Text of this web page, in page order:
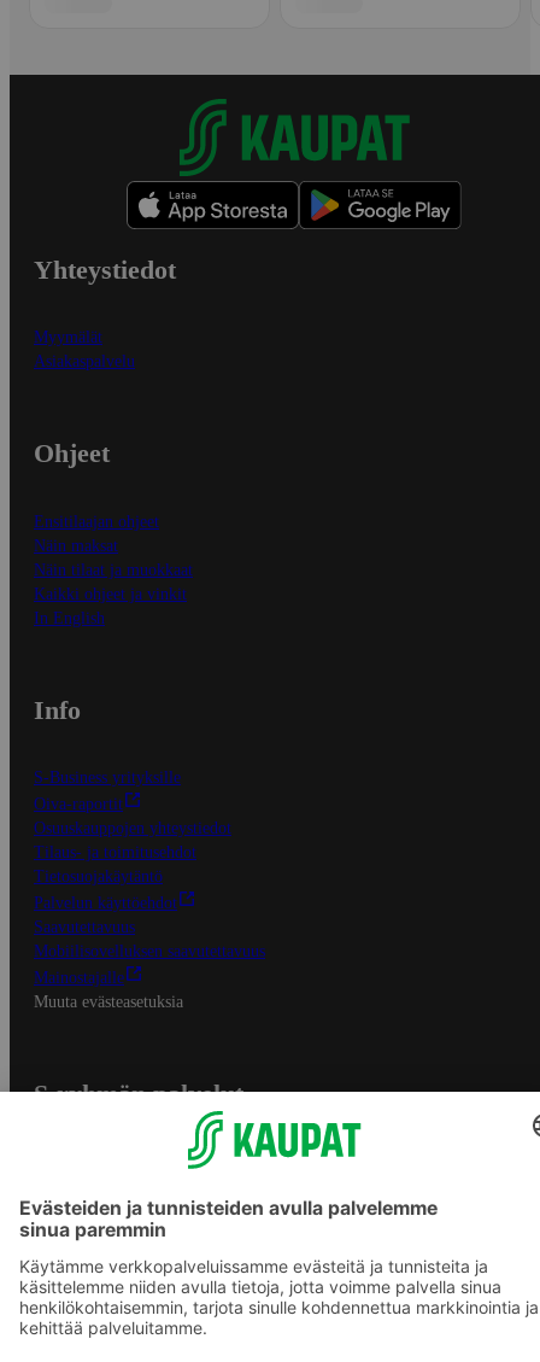
Yhteystiedot
Myymälät
Asiakaspalvelu
Ohjeet
Ensitilaajan ohjeet
Näin maksat
Näin tilaat ja muokkaat
Kaikki ohjeet ja vinkit
In English
Info
S-Business yrityksille
Oiva-raportit
Osuuskauppojen yhteystiedot
Tilaus- ja toimitusehdot
Tietosuojakäytäntö
Palvelun käyttöehdot
Saavutettavuus
Mobiilisovelluksen saavutettavuus
Mainostajalle
Muuta evästeasetuksia
S-ryhmän palvelut
Yhteishyvä Ruoka -sovellus
S-ostoslista -sovellus
Prisma.fi
Sokos.fi
S-Pankki